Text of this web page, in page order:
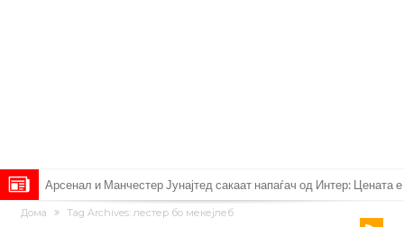
Арсенал и Манчестер Јунајтед сакаат напаѓач од Интер: Цената е
85 милиони евра
Манчестер Сити за 100 милиони евра ја носи сензацијата од СП
Дома Tag Archives: лестер бо мекејлеб